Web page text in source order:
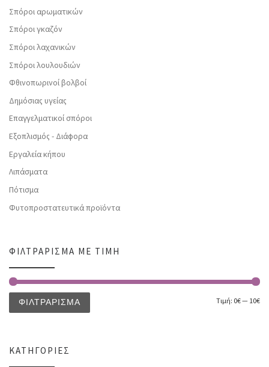
Σπόροι αρωματικών
Σπόροι γκαζόν
Σπόροι λαχανικών
Σπόροι λουλουδιών
Φθινοπωρινοί βολβοί
Δημόσιας υγείας
Επαγγελματικοί σπόροι
Εξοπλισμός - Διάφορα
Εργαλεία κήπου
Λιπάσματα
Πότισμα
Φυτοπροστατευτικά προϊόντα
ΦΙΛΤΡΆΡΙΣΜΑ ΜΕ ΤΙΜΉ
ΦΙΛΤΡΆΡΙΣΜΑ Τιμή: 0€— 10€
ΚΑΤΗΓΟΡΊΕΣ